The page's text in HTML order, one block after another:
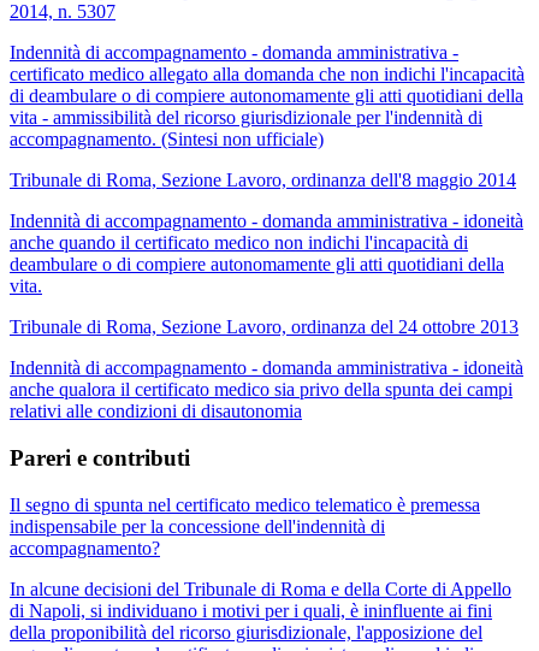
2014, n. 5307
Indennità di accompagnamento - domanda amministrativa -
certificato medico allegato alla domanda che non indichi l'incapacità
di deambulare o di compiere autonomamente gli atti quotidiani della
vita - ammissibilità del ricorso giurisdizionale per l'indennità di
accompagnamento. (Sintesi non ufficiale)
Tribunale di Roma, Sezione Lavoro, ordinanza dell'8 maggio 2014
Indennità di accompagnamento - domanda amministrativa - idoneità
anche quando il certificato medico non indichi l'incapacità di
deambulare o di compiere autonomamente gli atti quotidiani della
vita.
Tribunale di Roma, Sezione Lavoro, ordinanza del 24 ottobre 2013
Indennità di accompagnamento - domanda amministrativa - idoneità
anche qualora il certificato medico sia privo della spunta dei campi
relativi alle condizioni di disautonomia
Pareri e contributi
Il segno di spunta nel certificato medico telematico è premessa
indispensabile per la concessione dell'indennità di
accompagnamento?
In alcune decisioni del Tribunale di Roma e della Corte di Appello
di Napoli, si individuano i motivi per i quali, è ininfluente ai fini
della proponibilità del ricorso giurisdizionale, l'apposizione del